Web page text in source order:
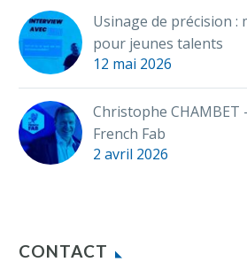
Usinage de précision :
pour jeunes talents
12 mai 2026
Christophe CHAMBET
French Fab
2 avril 2026
CONTACT